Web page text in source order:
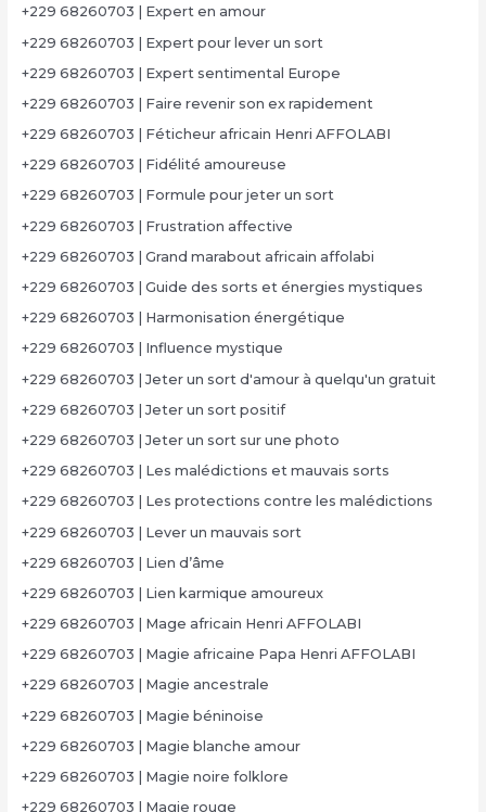
+229 68260703 | Expert en amour
+229 68260703 | Expert pour lever un sort
+229 68260703 | Expert sentimental Europe
+229 68260703 | Faire revenir son ex rapidement
+229 68260703 | Féticheur africain Henri AFFOLABI
+229 68260703 | Fidélité amoureuse
+229 68260703 | Formule pour jeter un sort
+229 68260703 | Frustration affective
+229 68260703 | Grand marabout africain affolabi
+229 68260703 | Guide des sorts et énergies mystiques
+229 68260703 | Harmonisation énergétique
+229 68260703 | Influence mystique
+229 68260703 | Jeter un sort d'amour à quelqu'un gratuit
+229 68260703 | Jeter un sort positif
+229 68260703 | Jeter un sort sur une photo
+229 68260703 | Les malédictions et mauvais sorts
+229 68260703 | Les protections contre les malédictions
+229 68260703 | Lever un mauvais sort
+229 68260703 | Lien d’âme
+229 68260703 | Lien karmique amoureux
+229 68260703 | Mage africain Henri AFFOLABI
+229 68260703 | Magie africaine Papa Henri AFFOLABI
+229 68260703 | Magie ancestrale
+229 68260703 | Magie béninoise
+229 68260703 | Magie blanche amour
+229 68260703 | Magie noire folklore
+229 68260703 | Magie rouge